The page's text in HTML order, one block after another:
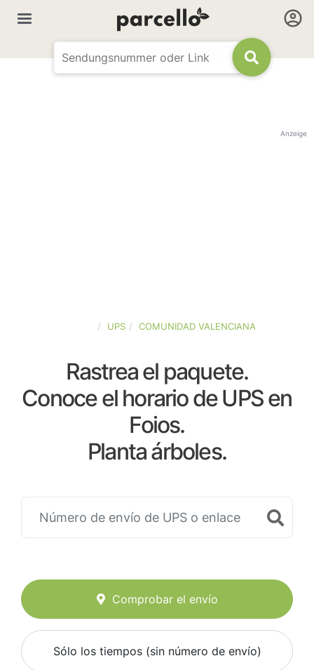
Anzeige
UPS COMUNIDAD VALENCIANA
Rastrea el paquete.
Conoce el horario de UPS en
Foios.
Planta árboles.
Comprobar el envío
Sólo los tiempos (sin número de envío)